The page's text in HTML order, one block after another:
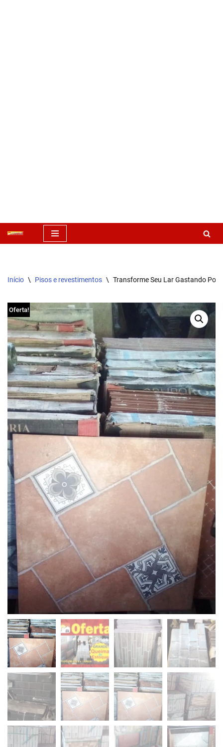
conteúdo
Início \ Pisos e revestimentos \ Transforme Seu Lar Gastando
Oferta!